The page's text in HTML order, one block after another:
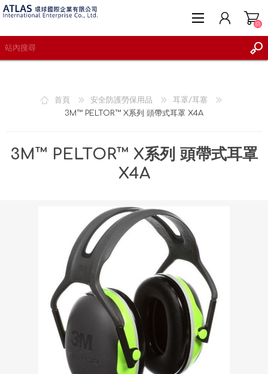
願望清單 (0)
(0)
首頁 安全防護勞保用品
耳罩/耳塞
3M™ PELTOR™ X系列 頭帶式耳罩 X4A
3M™ PELTOR™ X系列 頭帶式耳罩
X4A